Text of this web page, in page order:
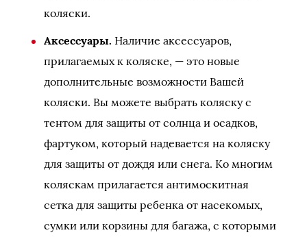
коляски.
Аксессуары. Наличие аксессуаров,
прилагаемых к коляске, — это новые
дополнительные возможности Вашей
коляски. Вы можете выбрать коляску с
тентом для защиты от солнца и осадков,
фартуком, который надевается на коляску
для защиты от дождя или снега. Ко многим
коляскам прилагается антимоскитная
сетка для защиты ребенка от насекомых,
сумки или корзины для багажа, с которыми